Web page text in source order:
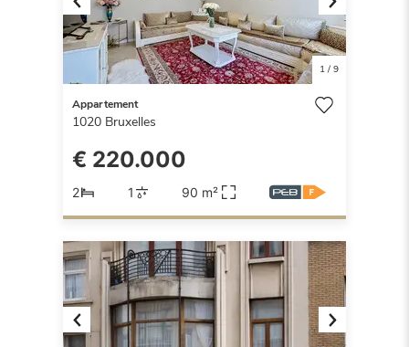
Previous Next
1/ 9
Appartement
1020 Bruxelles
€ 220.000
2 1 90 m²
Previous Next